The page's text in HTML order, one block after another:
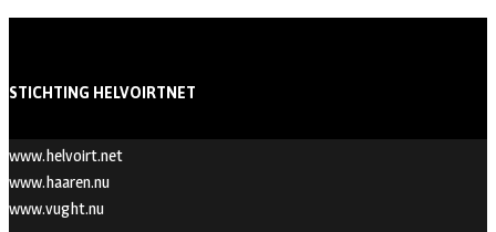
STICHTING HELVOIRTNET
www.helvoirt.net
www.haaren.nu
www.vught.nu